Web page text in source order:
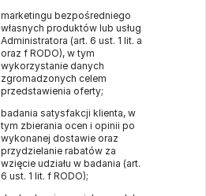
marketingu bezpośredniego
własnych produktów lub usług
Administratora (art. 6 ust. 1 lit. a
oraz f RODO), w tym
wykorzystanie danych
zgromadzonych celem
przedstawienia oferty;
badania satysfakcji klienta, w
tym zbierania ocen i opinii po
wykonanej dostawie oraz
przydzielanie rabatów za
wzięcie udziału w badania (art.
6 ust. 1 lit. f RODO);